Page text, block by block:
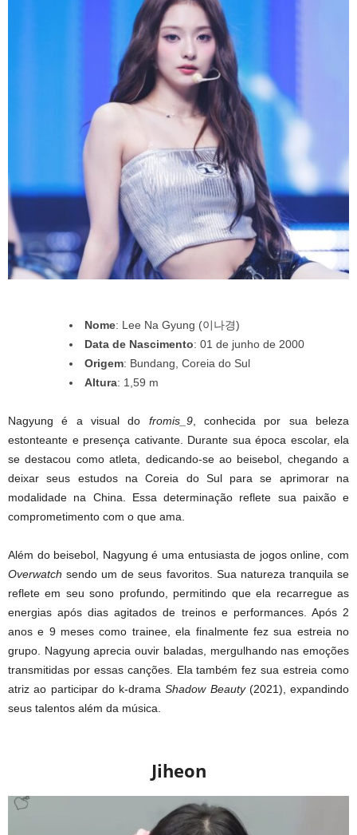
Nome: Lee Na Gyung (이나경)
Data de Nascimento: 01 de junho de 2000
Origem: Bundang, Coreia do Sul
Altura: 1,59 m
Nagyung é a visual do fromis_9, conhecida por sua beleza
estonteante e presença cativante. Durante sua época escolar, ela
se destacou como atleta, dedicando-se ao beisebol, chegando a
deixar seus estudos na Coreia do Sul para se aprimorar na
modalidade na China. Essa determinação reflete sua paixão e
comprometimento com o que ama.
Além do beisebol, Nagyung é uma entusiasta de jogos online, com
Overwatch sendo um de seus favoritos. Sua natureza tranquila se
reflete em seu sono profundo, permitindo que ela recarregue as
energias após dias agitados de treinos e performances. Após 2
anos e 9 meses como trainee, ela finalmente fez sua estreia no
grupo. Nagyung aprecia ouvir baladas, mergulhando nas emoções
transmitidas por essas canções. Ela também fez sua estreia como
atriz ao participar do k-dramaShadow Beauty(2021), expandindo
seus talentos além da música.
Jiheon